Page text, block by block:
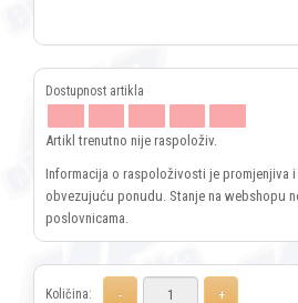
Artikl trenutno nije raspoloživ.
Informacija o raspoloživosti je promjenjiva
obvezujuću ponudu. Stanje na webshopu
poslovnicama.
Količina: